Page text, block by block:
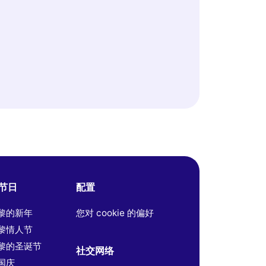
日
的新年
情人节
的圣诞节
庆
配置
您对 cookie 的偏好
社交网络